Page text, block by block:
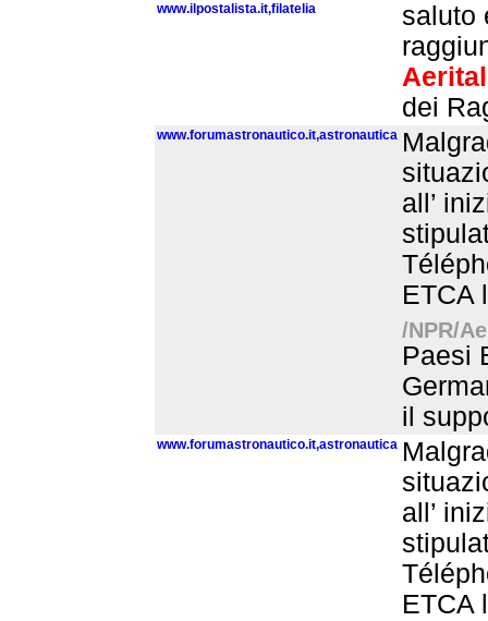
www.ilpostalista.it,filatelia
saluto
dei
www.forumastronautico.it,astronautica
all’
ETCA
/NPR/
Paesi
il
www.forumastronautico.it,astronautica
all’
ETCA